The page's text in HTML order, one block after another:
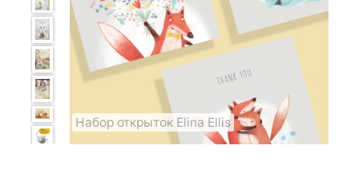
Набор открыток Elina Ellis